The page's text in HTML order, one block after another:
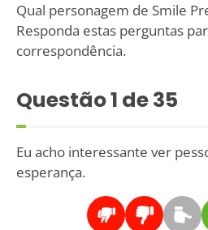
Qual personagem de Smile
Responda estas perguntas
correspondência.
Questão1 de 35
Eu acho interessante ver
esperança.